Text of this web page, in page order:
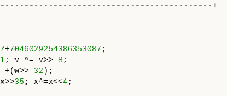
+
+7046029254386353087 ;
; v ^= v>> 8 ;
+(w>> 32 );
35 ; x^=x<<4;